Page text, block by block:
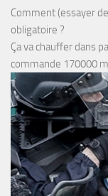
Comment (essayer
obligatoire ?
Ça va chauffer dans
commande 170000